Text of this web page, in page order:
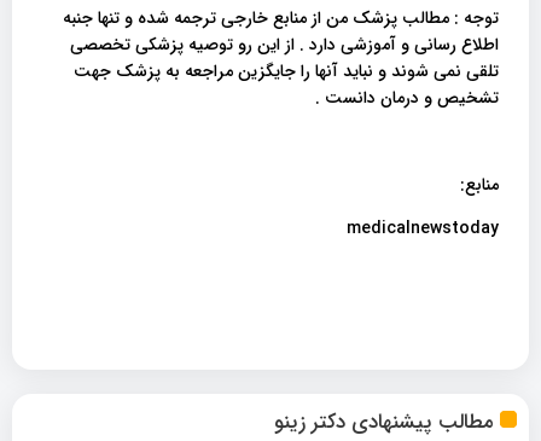
مطالب پیشنهادی دکتر زینو
توجه : مطالب پزشک من از منابع خارجی ترجمه شده و تنها جنبه
اطلاع رسانی و آموزشی دارد . از این رو توصیه پزشکی تخصصی
تلقی نمی شوند و نباید آنها را جایگزین مراجعه به پزشک جهت
تشخیص و درمان دانست .
منابع:
medicalnewstoday